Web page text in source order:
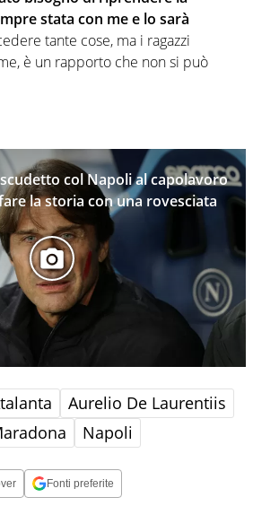
stata con me e lo sarà
tante cose, ma i ragazzi
è un rapporto che non si può
col Napoli al capolavoro
la storia con una rovesciata
Aurelio De Laurentiis
Napoli
Fonti preferite